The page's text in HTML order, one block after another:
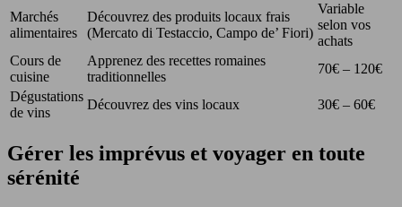
Marchés
alimentaires
Découvrez des produits locaux frais
(Mercato di Testaccio, Campo de’ Fiori)
Variable
selon vos
achats
Cours de
cuisine
Apprenez des recettes romaines
traditionnelles
70€ – 120€
Dégustations
de vins
Découvrez des vins locaux 30€ – 60€
Gérer les imprévus et voyager en toute
sérénité